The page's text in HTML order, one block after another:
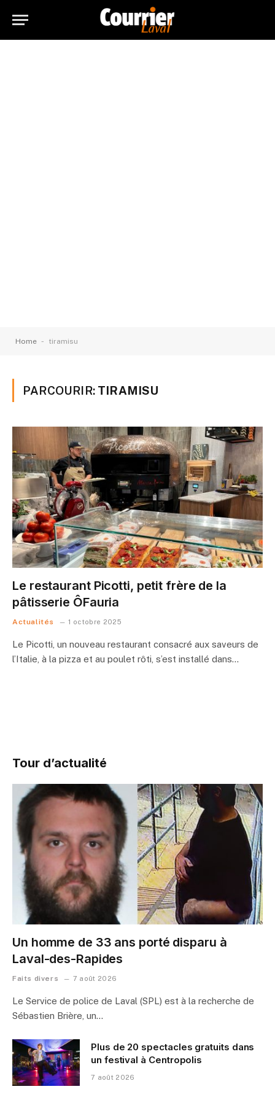
Home - tiramisu
PARCOURIR: TIRAMISU
Le restaurant Picotti, petit frère de la
pâtisserie ÔFauria
Actualités 1 octobre 2025
Le Picotti, un nouveau restaurant consacré aux saveurs de
l’Italie, à la pizza et au poulet rôti, s’est installé dans…
Tour d’actualité
Un homme de 33 ans porté disparu à
Laval-des-Rapides
Faits divers 7 août 2026
Le Service de police de Laval (SPL) est à la recherche de
Sébastien Brière, un…
Plus de 20 spectacles gratuits dans
un festival à Centropolis
7 août 2026